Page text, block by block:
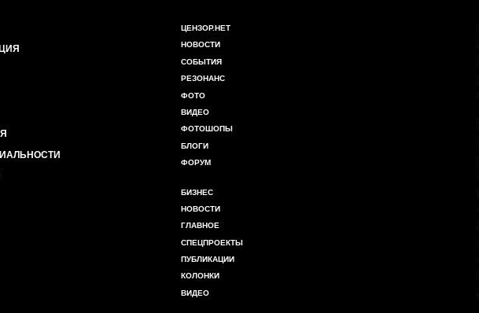
ЦЕНЗОР.НЕТ
НОВОСТИ
СОБЫТИЯ
РЕЗОНАНС
ФОТО
ВИДЕО
ФОТОШОПЫ
БЛОГИ
ФОРУМ
БИЗНЕС
НОВОСТИ
ГЛАВНОЕ
СПЕЦПРОЕКТЫ
ПУБЛИКАЦИИ
КОЛОНКИ
ВИДЕО